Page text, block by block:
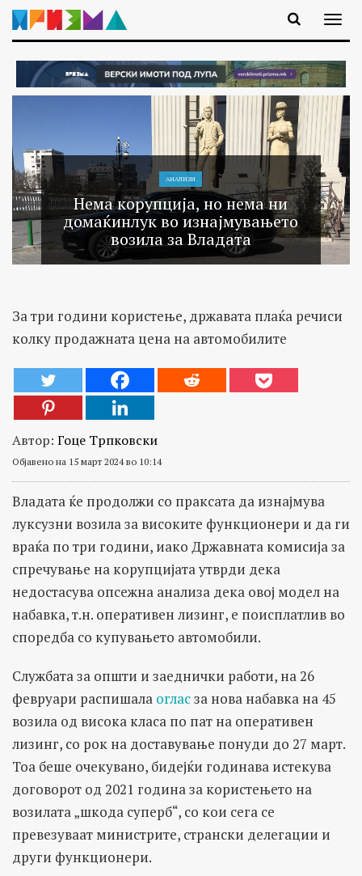
АНАЛИЗИ
Нема корупција, но нема ни
домаќинлук во изнајмувањето
возила за Владата
За три години користење, државата плаќа речиси
колку продажната цена на автомобилите
Автор: Гоце Трпковски
Објавено на 15 март 2024 во 10:14
Владата ќе продолжи со праксата да изнајмува
луксузни возила за високите функционери и да ги
враќа по три години, иако Државната комисија за
спречување на корупцијата утврди дека
недостасува опсежна анализа дека овој модел на
набавка, т.н. оперативен лизинг, е поисплатлив во
споредба со купувањето автомобили.
Службата за општи и заеднички работи, на 26
февруари распишала огласза нова набавка на 45
возила од висока класа по пат на оперативен
лизинг, со рок на доставување понуди до 27 март.
Тоа беше очекувано, бидејќи годинава истекува
договорот од 2021 година за користењето на
возилата „шкода суперб“, со кои сега се
превезуваат министрите, странски делегации и
други функционери.